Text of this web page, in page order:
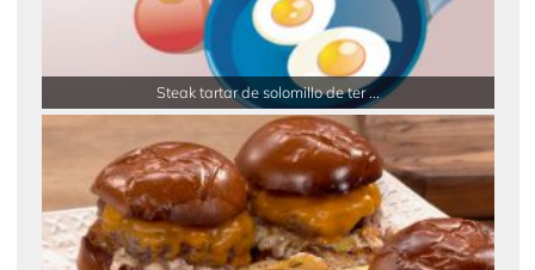
Steak tartar de solomillo de ter ...